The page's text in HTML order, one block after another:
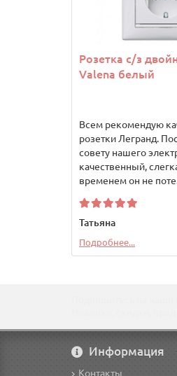
Розетка с/з
Valena белый
Всем рекомендую
розетки Легранд.
совету нашего
качественный,
временем он не
Татьяна
Подробнее...
Информация
Контакты